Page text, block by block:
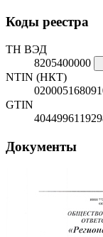
Коды реестра
ТН ВЭД
8205400000
NTIN (НКТ)
GTIN
Документы